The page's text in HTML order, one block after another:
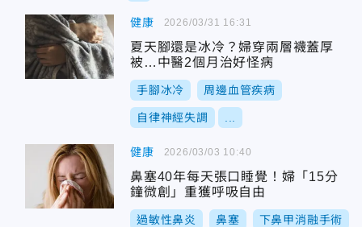
健康
夏天腳還是冰冷？婦穿兩層襪蓋厚
被…中醫2個月治好怪病
手腳冰冷 周邊血管疾病
自律神經失調
2026/03/31 16:31
健康
鼻塞40年每天張口睡覺！婦「15分
鐘微創」重獲呼吸自由
過敏性鼻炎 鼻塞 下鼻甲消融手術
2026/03/03 10:40